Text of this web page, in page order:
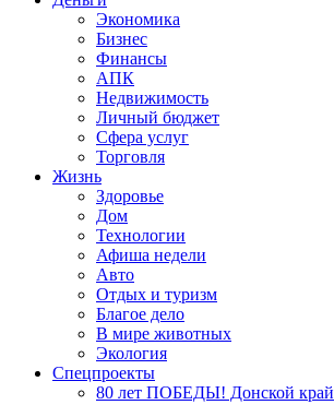
Экономика
Бизнес
Финансы
АПК
Недвижимость
Личный бюджет
Сфера услуг
Торговля
Жизнь
Здоровье
Дом
Технологии
Афиша недели
Авто
Отдых и туризм
Благое дело
В мире животных
Экология
Спецпроекты
80 лет ПОБЕДЫ! Донской край